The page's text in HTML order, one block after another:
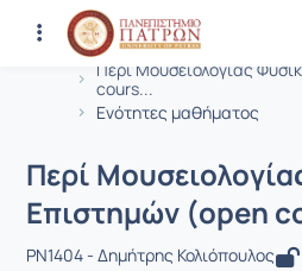
Αρχική Σελίδα
Περί Μουσειολογίας
cours...
Ενότητες μαθήματος
Μάθημα : Περί
Κωδικός : PN1404
Περί
Επιστημών (open
PN1404 - Δημήτρης Κολιόπουλος